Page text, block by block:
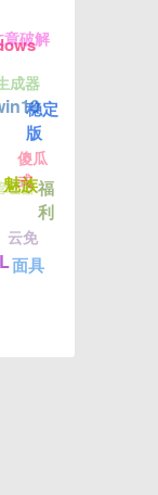
魅族
面具
福
利
稳定
版
云免
傻瓜
式
成器
破解
理器